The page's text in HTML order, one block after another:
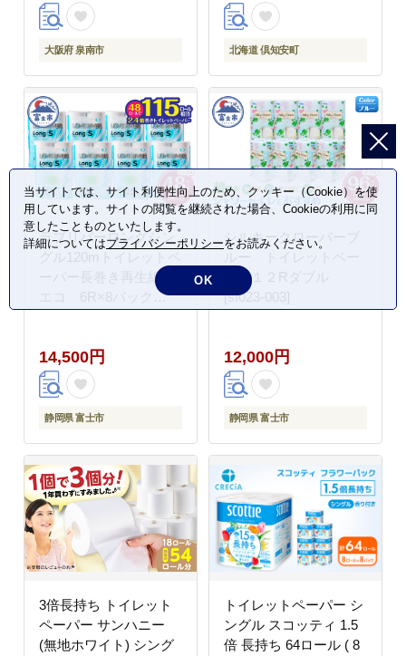
大阪府 泉南市
日用雑貨 消耗品 備蓄
送料無料 北海道 倶知安
町 日用品
北海道 倶知安町
ラブリバーロングシン
グル120mトイレットペ
ーパー長巻き再生紙
エコ 6R×8パック
14,500円
静岡県 富士市
シルキークローバーブ
ルー トイレットペー
パー１２Rダブル
[sf023-003]
12,000円
静岡県 富士市
3倍長持ち トイレット
ペーパー サンハニー
(無地ホワイト) シング
トイレットペーパー シ
ングル スコッティ 1.5
倍 長持ち 64ロール ( 8
当サイトでは、サイト利便性向上のため、クッキー（Cookie）を使
用しています。サイトの閲覧を継続された場合、Cookieの利用に同
意したことものといたします。
詳細についてはプライバシーポリシーをお読みください。
OK